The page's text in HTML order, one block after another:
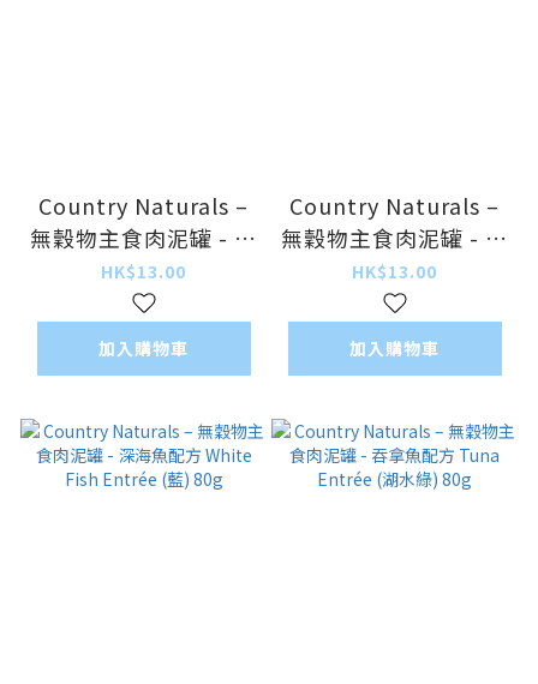
Country Naturals –
無穀物主食肉泥罐 - 沙
甸魚鮮深海魚配方
Sardine and Ocean
Fish Dinner (紫) 80g
HK$13.00
加入購物車
Country Naturals –
無穀物主食肉泥罐 - 吞
拿魚走地雞配方 Tuna
and Chicken Entrée
(紅) 80g
HK$13.00
加入購物車